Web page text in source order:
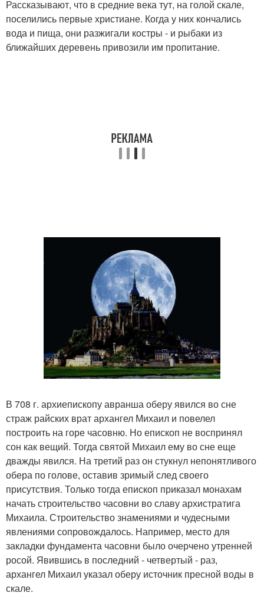
Рассказывают, что в средние века тут, на голой скале,
поселились первые христиане. Когда у них кончались
вода и пища, они разжигали костры - и рыбаки из
ближайших деревень привозили им пропитание.
В 708 г. архиепископу авранша оберу явился во сне
страж райских врат архангел Михаил и повелел
построить на горе часовню. Но епископ не воспринял
сон как вещий. Тогда святой Михаил ему во сне еще
дважды явился. На третий раз он стукнул непонятливого
обера по голове, оставив зримый след своего
присутствия. Только тогда епископ приказал монахам
начать строительство часовни во славу архистратига
Михаила. Строительство знамениями и чудесными
явлениями сопровождалось. Например, место для
закладки фундамента часовни было очерчено утренней
росой. Явившись в последний - четвертый - раз,
архангел Михаил указал оберу источник пресной воды в
скале.